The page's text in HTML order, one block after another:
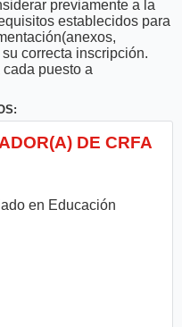
previamente a la
establecidos para
correcta inscripción.
puesto a
DE CRFA
en Educación